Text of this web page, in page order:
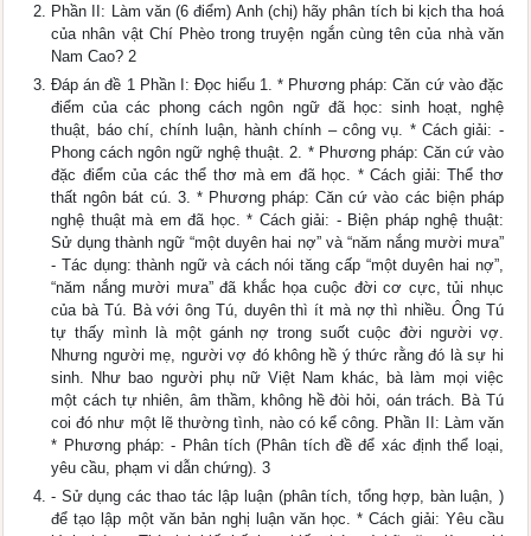
Phần II: Làm văn (6 điểm) Anh (chị) hãy phân tích bi kịch tha hoá
của nhân vật Chí Phèo trong truyện ngắn cùng tên của nhà văn
Nam Cao? 2
Đáp án đề 1 Phần I: Đọc hiểu 1. * Phương pháp: Căn cứ vào đặc
điểm của các phong cách ngôn ngữ đã học: sinh hoạt, nghệ
thuật, báo chí, chính luận, hành chính – công vụ. * Cách giải: -
Phong cách ngôn ngữ nghệ thuật. 2. * Phương pháp: Căn cứ vào
đặc điểm của các thể thơ mà em đã học. * Cách giải: Thể thơ
thất ngôn bát cú. 3. * Phương pháp: Căn cứ vào các biện pháp
nghệ thuật mà em đã học. * Cách giải: - Biện pháp nghệ thuật:
Sử dụng thành ngữ “một duyên hai nợ” và “năm nắng mười mưa”
- Tác dụng: thành ngữ và cách nói tăng cấp “một duyên hai nợ”,
“năm nắng mười mưa” đã khắc họa cuộc đời cơ cực, tủi nhục
của bà Tú. Bà với ông Tú, duyên thì ít mà nợ thì nhiều. Ông Tú
tự thấy mình là một gánh nợ trong suốt cuộc đời người vợ.
Nhưng người mẹ, người vợ đó không hề ý thức rằng đó là sự hi
sinh. Như bao người phụ nữ Việt Nam khác, bà làm mọi việc
một cách tự nhiên, âm thầm, không hề đòi hỏi, oán trách. Bà Tú
coi đó như một lẽ thường tình, nào có kể công. Phần II: Làm văn
* Phương pháp: - Phân tích (Phân tích đề để xác định thể loại,
yêu cầu, phạm vi dẫn chứng). 3
- Sử dụng các thao tác lập luận (phân tích, tổng hợp, bàn luận, )
để tạo lập một văn bản nghị luận văn học. * Cách giải: Yêu cầu